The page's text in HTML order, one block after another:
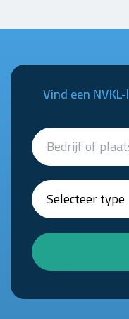
Vind een